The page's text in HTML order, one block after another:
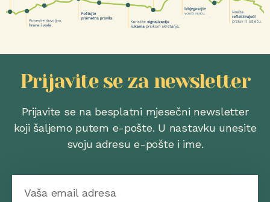
Prijavite se za newsletter
Prijavite se na besplatni mjesečni newsletter
koji šaljemo putem e-pošte. U nastavku unesite
svoju adresu e-pošte i ime.